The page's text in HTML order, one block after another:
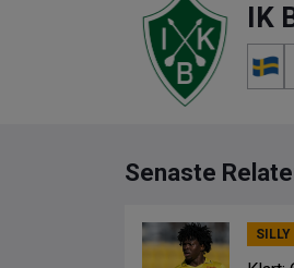
IK
Senaste